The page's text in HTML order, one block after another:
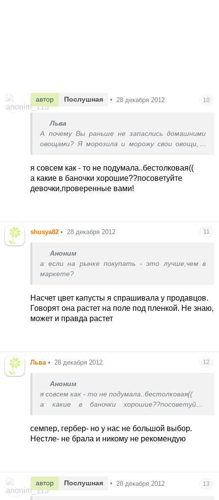
автор Послушная • 28 декабря 2012 10
Льва
А почему Вы раньше не запаслись домашними
овощами? Я морозила и морожу свои овощи, а
Вы же знали, что прикорм будет зимой.
Лучше уж баночное пюре, чем заморозка из с/
маркетов
я совсем как - то не подумала..бестолковая((
а какие в баночки хорошие??посоветуйте
девочки,проверенные вами!
shusya82 • 28 декабря 2012 11
Аноним
а если на рынке покупать - это лучше,чем в
маркете?
Насчет цвет капусты я спрашивала у продавцов.
Говорят она растет на поле под пленкой. Не знаю,
может и правда растет
Льва • 28 декабря 2012 12
Аноним
я совсем как - то не подумала..бестолковая((
а какие в баночки хорошие??посоветуйте
семпер, гербер- но у нас не большой выбор.
Нестле- не брала и никому не рекомендую
автор Послушная • 28 декабря 2012 13